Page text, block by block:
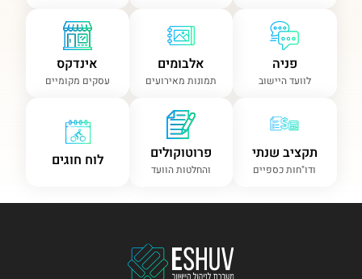
פניה
לוועד היישוב
אלבומים
תמונות מאירועים
אינדקס
עסקים מקומיים
תקציב שנתי
ודו"חות כספיים
פרוטוקולים
והחלטות הוועד לוח חוגים